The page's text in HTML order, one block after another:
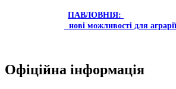
ПАВЛОВНІЯ:
нові можливості для
Офіційна інформація